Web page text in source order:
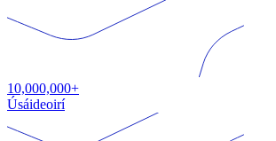
10,000,000+
Úsáideoirí